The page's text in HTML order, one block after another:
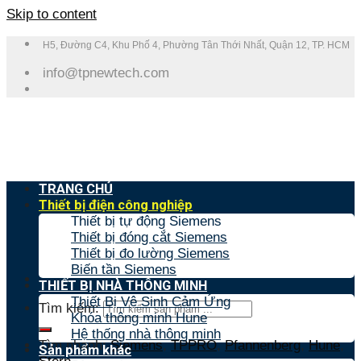
Skip to content
H5, Đường C4, Khu Phố 4, Phường Tân Thới Nhất, Quận 12, TP. HCM
info@tpnewtech.com
Tìm kiếm:
Tìm nhanh:Siemens,TPPRO,Pfannenberg,Hune,
TRANG CHỦ
Thiết bị điện công nghiệp
Thiết bị tự động Siemens
Thiết bị đóng cắt Siemens
Thiết bị đo lường Siemens
Biến tần Siemens
THIẾT BỊ NHÀ THÔNG MINH
Thiết Bị Vệ Sinh Cảm Ứng
Khóa thông minh Hune
Hệ thống nhà thông minh
Sản phẩm khác